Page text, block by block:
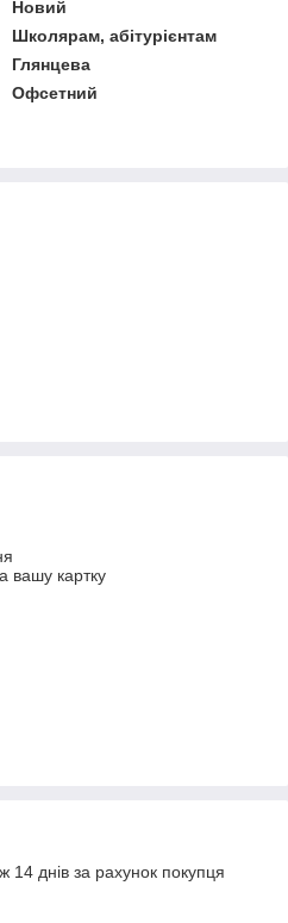
Новий
Школярам, абітурієнтам
Глянцева
Офсетний
вашу картку
днів за рахунок покупця